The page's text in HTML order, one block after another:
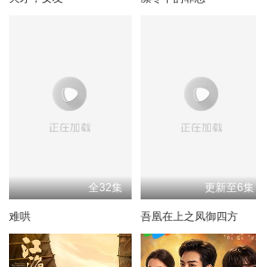
全32集
难哄
更新至6集
吾凰在上之凤御四方